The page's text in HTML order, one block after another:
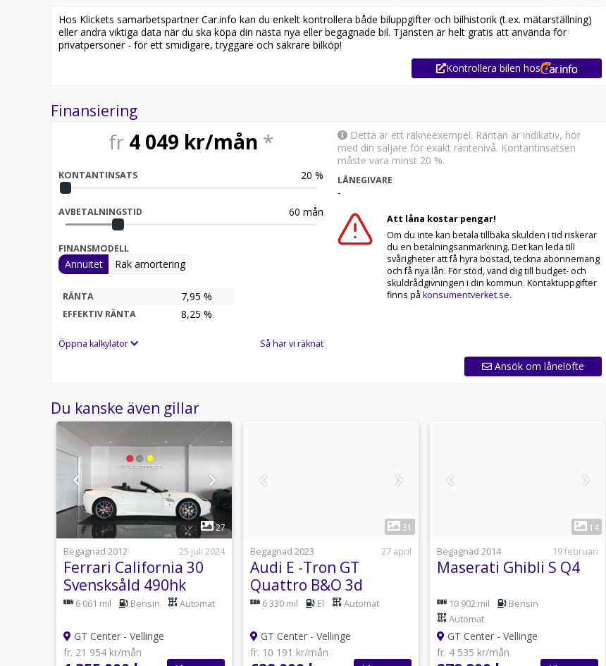
Hos Klickets samarbetspartner Car.info kan du enkelt kontrollera både biluppgifter och bilhistorik (t.ex. mätarställning)
eller andra viktiga data när du ska köpa din nästa nya eller begagnade bil. Tjänsten är helt gratis att använda för
privatpersoner - för ett smidigare, tryggare och säkrare bilköp!
Kontrollera bilen hos
Finansiering
fr 4 049 kr/mån *
KONTANTINSATS 20 %
AVBETALNINGSTID 60 mån
FINANSMODELL
Annuitet Rak amortering
RÄNTA 7,95 %
EFFEKTIV RÄNTA 8,25 %
Öppna kalkylator Så har vi räknat
Detta är ett räkneexempel. Räntan är indikativ, hör
med din säljare för exakt räntenivå. Kontantinsatsen
måste vara minst 20 %.
LÅNEGIVARE
-
Att låna kostar pengar!
Om du inte kan betala tillbaka skulden i tid riskerar
du en betalningsanmärkning. Det kan leda till
svårigheter att få hyra bostad, teckna abonnemang
och få nya lån. För stöd, vänd dig till budget- och
skuldrådgivningen i din kommun. Kontaktuppgifter
finns på konsumentverket.se.
Ansök om lånelöfte
Du kanske även gillar
1
27
Begagnad 2012
25 juli 2024
Ferrari California 30
Svensksåld 490hk
6 061 mil Bensin Automat
GT Center - Vellinge
fr. 21 954 kr/mån
31
Begagnad 2023
27 april
Audi E -Tron GT
Quattro B&O 3d
Matrix Panorama V-
6 330 mil El Automat
GT Center - Vellinge
fr. 10 191 kr/mån
14
Begagnad 2014
19 februari
Maserati Ghibli S Q4
10 902 mil
Bensin
Automat
GT Center - Vellinge
fr. 4 535 kr/mån